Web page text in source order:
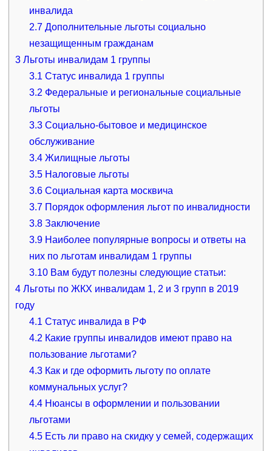
инвалида
2.7 Дополнительные льготы социально
незащищенным гражданам
3Льготы инвалидам 1 группы
3.1 Статус инвалида 1 группы
3.2 Федеральные и региональные социальные
льготы
3.3 Социально-бытовое и медицинское
обслуживание
3.4 Жилищные льготы
3.5 Налоговые льготы
3.6 Социальная карта москвича
3.7 Порядок оформления льгот по инвалидности
3.8 Заключение
3.9 Наиболее популярные вопросы и ответы на
них по льготам инвалидам 1 группы
3.10 Вам будут полезны следующие статьи:
4Льготы по ЖКХ инвалидам 1, 2 и 3 групп в 2019
году
4.1 Статус инвалида в РФ
4.2 Какие группы инвалидов имеют право на
пользование льготами?
4.3 Как и где оформить льготу по оплате
коммунальных услуг?
4.4 Нюансы в оформлении и пользовании
льготами
4.5 Есть ли право на скидку у семей, содержащих